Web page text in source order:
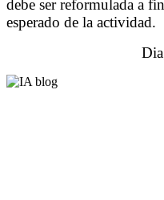
debe ser reformulada a
esperado de la actividad.